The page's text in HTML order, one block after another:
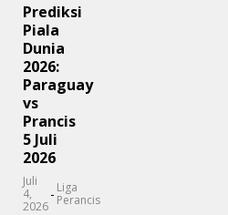
Prediksi
Piala
Dunia
2026:
Paraguay
vs
Prancis
5 Juli
2026
Juli
4,
2026
- Liga
Perancis